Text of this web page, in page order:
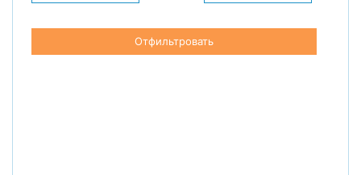
Отфильтровать